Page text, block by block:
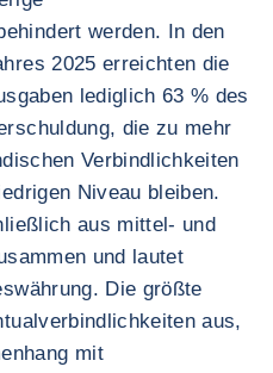
werden. In den
2025 erreichten die
lediglich 63 % des
die zu mehr
Verbindlichkeiten
Niveau bleiben.
aus mittel- und
und lautet
Die größte
aus,
mit